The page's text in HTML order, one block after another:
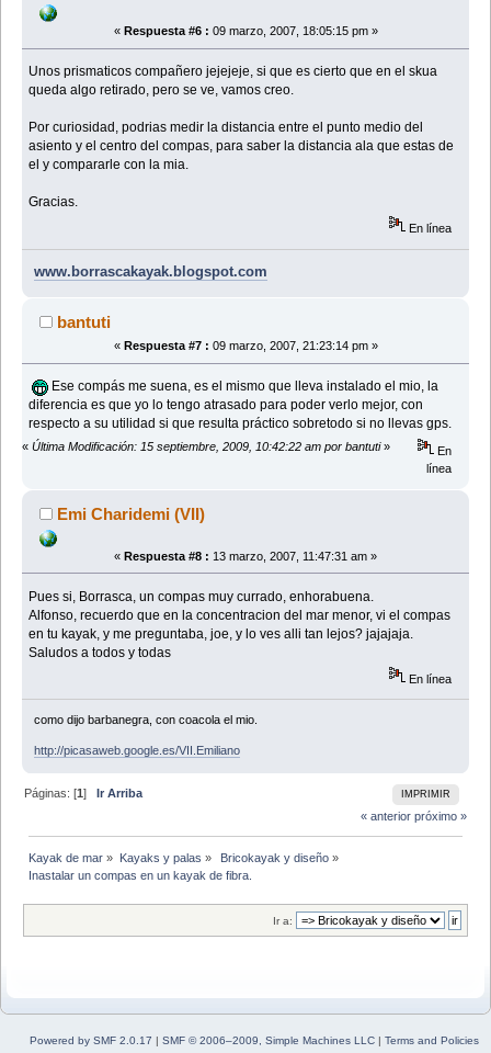
« Respuesta #6 : 09 marzo, 2007, 18:05:15 pm »
Unos prismaticos compañero jejejeje, si que es cierto que en el skua
queda algo retirado, pero se ve, vamos creo.
Por curiosidad, podrias medir la distancia entre el punto medio del
asiento y el centro del compas, para saber la distancia ala que estas de
el y compararle con la mia.
Gracias.
En línea
www.borrascakayak.blogspot.com
bantuti
« Respuesta #7 : 09 marzo, 2007, 21:23:14 pm »
Ese compás me suena, es el mismo que lleva instalado el mio, la
diferencia es que yo lo tengo atrasado para poder verlo mejor, con
respecto a su utilidad si que resulta práctico sobretodo si no llevas gps.
« Última Modificación: 15 septiembre, 2009, 10:42:22 am por bantuti»
En
línea
Emi Charidemi (VII)
« Respuesta #8 : 13 marzo, 2007, 11:47:31 am »
Pues si, Borrasca, un compas muy currado, enhorabuena.
Alfonso, recuerdo que en la concentracion del mar menor, vi el compas
en tu kayak, y me preguntaba, joe, y lo ves alli tan lejos? jajajaja.
Saludos a todos y todas
En línea
como dijo barbanegra, con coacola el mio.
http://picasaweb.google.es/VII.Emiliano
IMPRIMIR
Páginas: [1]Ir Arriba
« anterior próximo »
Kayak de mar » Kayaks y palas » Bricokayak y diseño»
Inastalar un compas en un kayak de fibra.
Ir a:
Powered by SMF 2.0.17 | SMF © 2006–2009, Simple Machines LLC| Terms and Policies